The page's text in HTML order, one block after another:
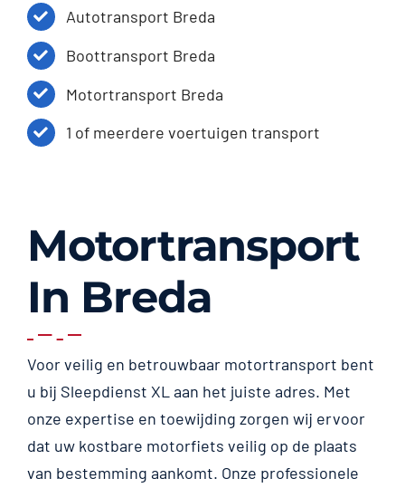
Autotransport Breda
Boottransport Breda
Motortransport Breda
1 of meerdere voertuigen transport
Motortransport
In Breda
Voor veilig en betrouwbaar motortransport bent
u bij Sleepdienst XL aan het juiste adres. Met
onze expertise en toewijding zorgen wij ervoor
dat uw kostbare motorfiets veilig op de plaats
van bestemming aankomt. Onze professionele